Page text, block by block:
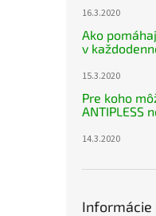
16.3.2020
Ako
v
15.3.2020
Pre koho
ANTIPLESS
14.3.2020
Informácie